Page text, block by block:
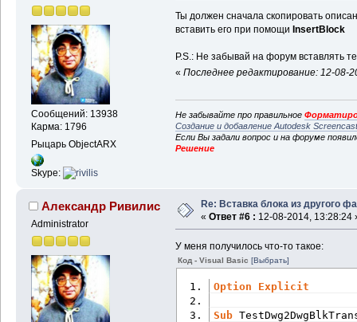
Сообщений: 13938
Карма: 1796
Рыцарь ObjectARX
Skype:
Ты должен сначала скопировать
вставить его при помощи InsertBlock
P.S.: Не забывай на форум вставлять
« Последнее редактирование: 12-08-
Не забывайте про правильное
Создание и добавление Autodesk
Если Вы задали вопрос и на форуме
Решение
Александр Ривилис
Administrator
Re: Вставка блока из другого
« Ответ #6 : 12-08-2014, 13:28:24
У меня получилось что-то такое:
Код - Visual Basic [Выбрать]
Option Explicit
Sub